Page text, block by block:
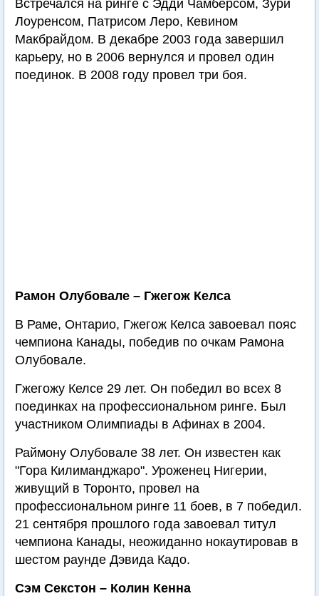
Встречался на ринге с Эдди Чамберсом, Зури
Лоуренсом, Патрисом Леро, Кевином
Макбрайдом. В декабре 2003 года завершил
карьеру, но в 2006 вернулся и провел один
поединок. В 2008 году провел три боя.
Рамон Олубовале – Гжегож Келса
В Раме, Онтарио, Гжегож Келса завоевал пояс
чемпиона Канады, победив по очкам Рамона
Олубовале.
Гжегожу Келсе 29 лет. Он победил во всех 8
поединках на профессиональном ринге. Был
участником Олимпиады в Афинах в 2004.
Раймону Олубовале 38 лет. Он известен как
"Гора Килиманджаро". Уроженец Нигерии,
живущий в Торонто, провел на
профессиональном ринге 11 боев, в 7 победил.
21 сентября прошлого года завоевал титул
чемпиона Канады, неожиданно нокаутировав в
шестом раунде Дэвида Кадо.
Сэм Секстон – Колин Кенна